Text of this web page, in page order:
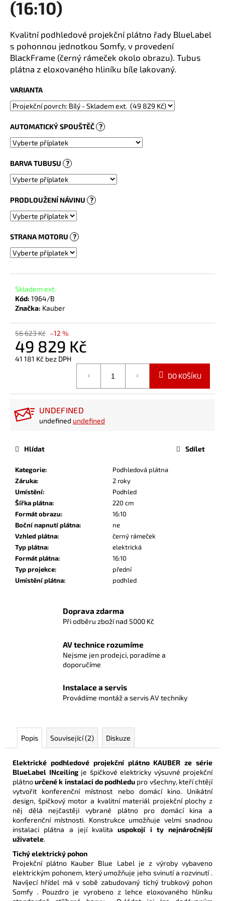
(16:10)
Kvalitní podhledové projekční plátno řady BlueLabel
s pohonnou jednotkou Somfy, v provedení
BlackFrame (černý rámeček okolo obrazu). Tubus
plátna z eloxovaného hliníku bíle lakovaný.
VARIANTA
AUTOMATICKÝ SPOUŠTĚČ ?
BARVA TUBUSU ?
PRODLOUŽENÍ NÁVINU ?
STRANA MOTORU ?
Skladem ext.
Kód: 1964/B
Značka: Kauber
56 623 Kč –12 %
49 829 Kč
41 181 Kč bez DPH
DO KOŠÍKU
UNDEFINED
undefined undefined
Kategorie:
Podhledová plátna
Záruka:
2 roky
Umístění:
Podhled
Šířka plátna:
220 cm
Formát obrazu:
16:10
Boční napnutí plátna:
ne
Vzhled plátna:
černý rámeček
Typ plátna:
elektrická
Formát plátna:
16:10
Typ projekce:
přední
Umístění plátna: podhled
Hlídat Sdílet
Doprava zdarma
Při odběru zboží nad 5000 Kč
AV technice rozumíme
Nejsme jen prodejci, poradíme a
doporučíme
Instalace a servis
Provádíme montáž a servis AV techniky
Popis Související (2) Diskuze
Elektrické podhledové projekční plátno KAUBER ze série
BlueLabel INceiling je špičkové elektricky výsuvné projekční
plátnourčené k instalaci do podhledu pro všechny, kteří chtějí
vytvořit konferenční místnost nebo domácí kino. Unikátní
design, špičkový motor a kvalitní materiál projekční plochy z
něj dělá nejčastěji vybrané plátno pro domácí kina a
konferenční místnosti. Konstrukce umožňuje velmi snadnou
instalaci plátna a její kvalitauspokojí i ty nejnáročnější
uživatele.
Tichý elektrický pohon
Projekční plátno Kauber Blue Label je z výroby vybaveno
elektrickým pohonem, který umožňuje jeho svinutí a rozvinutí .
Navíjecí hřídel má v sobě zabudovaný tichý trubkový pohon
Somfy . Pouzdro je vyrobeno z lehce eloxovaného hliníku
a
í
t
?